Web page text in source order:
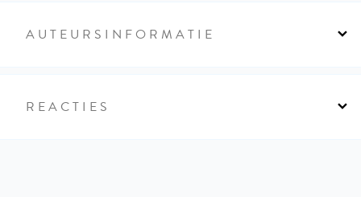
AUTEURSINFORMATIE
REACTIES